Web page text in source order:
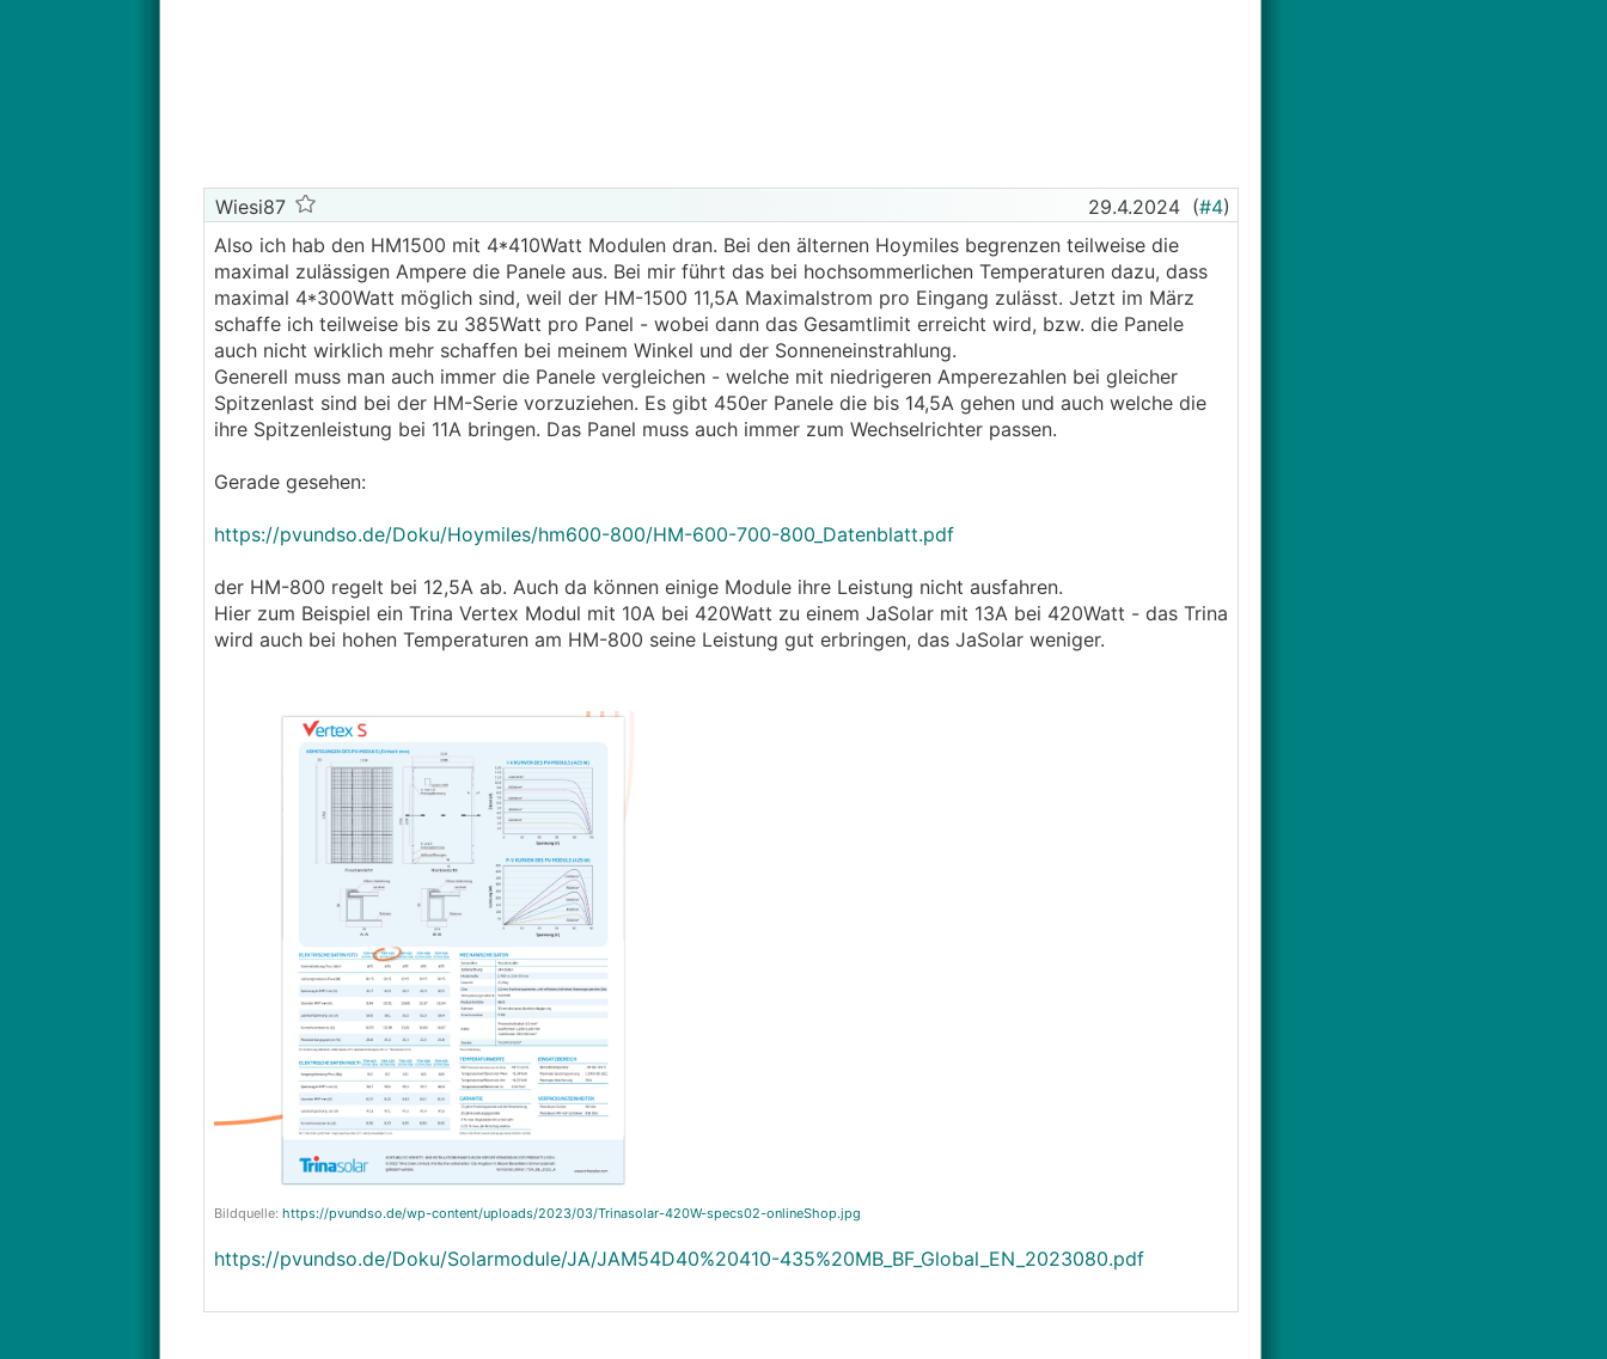
Wiesi87 29.4.2024 (#4)
Also ich hab den HM1500 mit 4*410Watt Modulen dran. Bei den älternen Hoymiles begrenzen teilweise die
maximal zulässigen Ampere die Panele aus. Bei mir führt das bei hochsommerlichen Temperaturen dazu, dass
maximal 4*300Watt möglich sind, weil der HM-1500 11,5A Maximalstrom pro Eingang zulässt. Jetzt im März
schaffe ich teilweise bis zu 385Watt pro Panel - wobei dann das Gesamtlimit erreicht wird, bzw. die Panele
auch nicht wirklich mehr schaffen bei meinem Winkel und der Sonneneinstrahlung.
Generell muss man auch immer die Panele vergleichen - welche mit niedrigeren Amperezahlen bei gleicher
Spitzenlast sind bei der HM-Serie vorzuziehen. Es gibt 450er Panele die bis 14,5A gehen und auch welche die
ihre Spitzenleistung bei 11A bringen. Das Panel muss auch immer zum Wechselrichter passen.
Gerade gesehen:
https://pvundso.de/Doku/Hoymiles/hm600-800/HM-600-700-800_Datenblatt.pdf
der HM-800 regelt bei 12,5A ab. Auch da können einige Module ihre Leistung nicht ausfahren.
Hier zum Beispiel ein Trina Vertex Modul mit 10A bei 420Watt zu einem JaSolar mit 13A bei 420Watt - das Trina
wird auch bei hohen Temperaturen am HM-800 seine Leistung gut erbringen, das JaSolar weniger.
Bildquelle: https://pvundso.de/wp-content/uploads/2023/03/Trinasolar-420W-specs02-onlineShop.jpg
https://pvundso.de/Doku/Solarmodule/JA/JAM54D40%20410-435%20MB_BF_Global_EN_2023080.pdf